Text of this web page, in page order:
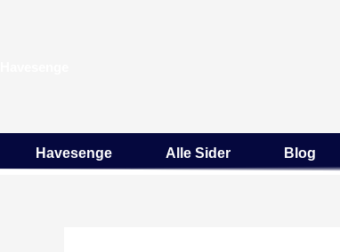
Havesenge Alle Sider Blog